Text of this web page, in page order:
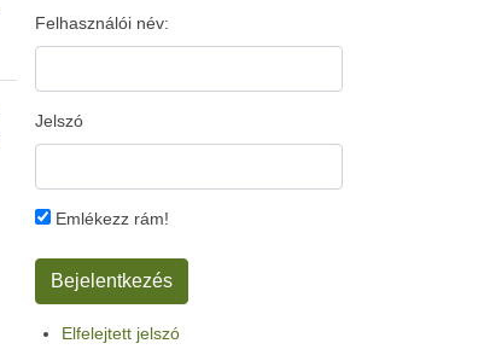
Felhasználói név:
Jelszó
Emlékezz rám!
Elfelejtett jelszó